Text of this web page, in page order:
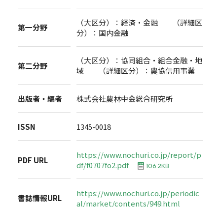
第一分野
（大区分）：経済・金融 （詳細区
分）：国内金融
第二分野
（大区分）：協同組合・組合金融・地
域 （詳細区分）：農協信用事業
出版者・編者 株式会社農林中金総合研究所
ISSN 1345-0018
PDF URL
https://www.nochuri.co.jp/report/p
df/f0707fo2.pdf
106.2KB
書誌情報URL
https://www.nochuri.co.jp/periodic
al/market/contents/949.html